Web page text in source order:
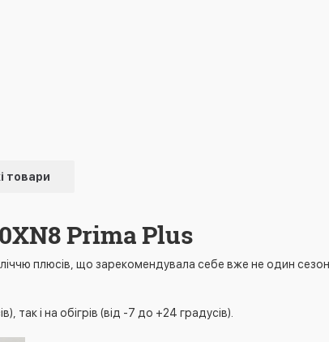
товари
Prima Plus
плюсів, що зарекомендувала себе вже не один
і на обігрів (від -7 до +24 градусів).